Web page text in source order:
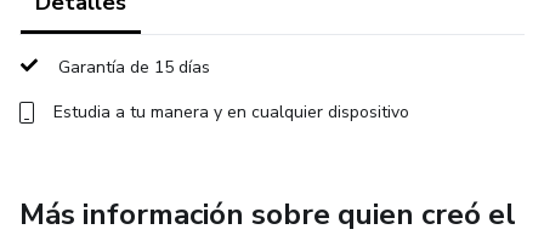
Garantía de 15 días
Estudia a tu manera y en cualquier dispositivo
Más información sobre quien creó el